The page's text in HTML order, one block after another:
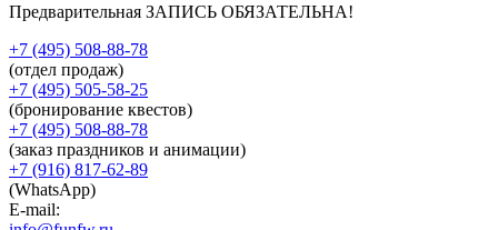
Предварительная ЗАПИСЬ ОБЯЗАТЕЛЬНА!
+7 (495) 508-88-78
(отдел продаж)
+7 (495) 505-58-25
(бронирование квестов)
+7 (495) 508-88-78
(заказ праздников и анимации)
+7 (916) 817-62-89
(WhatsApp)
E-mail: